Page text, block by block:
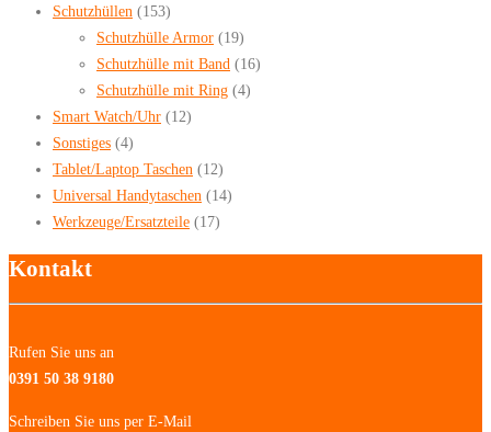
Schutzhüllen (153)
Schutzhülle Armor (19)
Schutzhülle mit Band (16)
Schutzhülle mit Ring (4)
Smart Watch/Uhr (12)
Sonstiges (4)
Tablet/Laptop Taschen (12)
Universal Handytaschen (14)
Werkzeuge/Ersatzteile (17)
Kontakt
Rufen Sie uns an
0391 50 38 9180
Schreiben Sie uns per E-Mail